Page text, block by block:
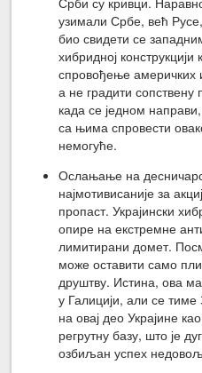
узимали Србе, већ
био свидети се
хибридној конструкцији
спровођење америчких
а не градити сопствену
када се једном
са њима спровести
немогуће.
Ослањање на
најмотивисаније за
пропаст. Украјински
опире на екстремне
лимитирани домет.
може оставити само
друштву. Истина, ова
у Галицији, али се
на овај део Украјине
регрутну базу, што је
озбиљан успех